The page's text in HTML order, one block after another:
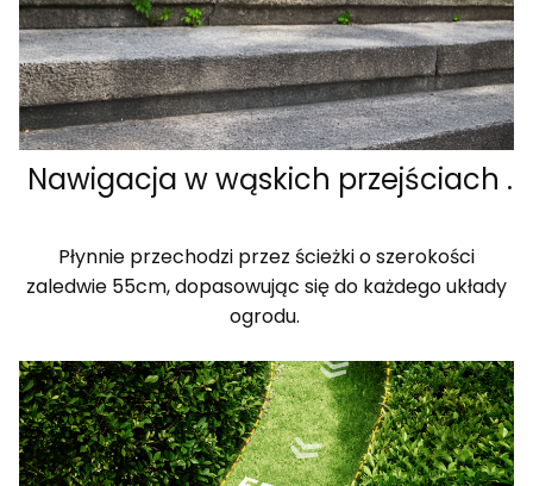
Nawigacja w wąskich przejściach .
Płynnie przechodzi przez ścieżki o szerokości
zaledwie 55cm, dopasowując się do każdego układy
ogrodu.